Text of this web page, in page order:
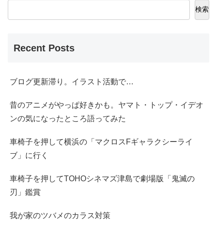
検索
Recent Posts
ブログ更新滞り。イラスト活動で…
昔のアニメがやっぱ好きかも。ヤマト・トップ・イデオ
ンの気になったところ語ってみた
車椅子を押して横浜の「マクロスFギャラクシーライ
ブ」に行く
車椅子を押してTOHOシネマズ津島で劇場版「鬼滅の
刃」鑑賞
我が家のツバメのカラス対策